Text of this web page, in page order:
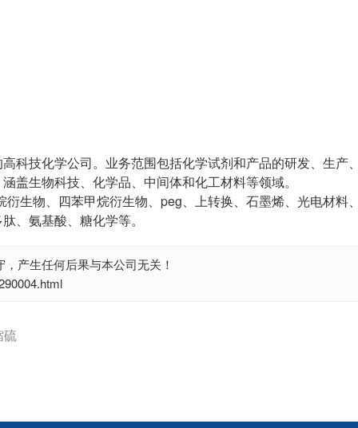
科技化学公司。业务范围包括化学试剂和产品的研发、生产
盖生物科技、化学品、中间体和化工材料等领域。
生物、四苯甲烷衍生物、peg、上转换、石墨烯、光电材料
、氨基酸、糖化学等。
产生任何后果与本公司无关！
硫